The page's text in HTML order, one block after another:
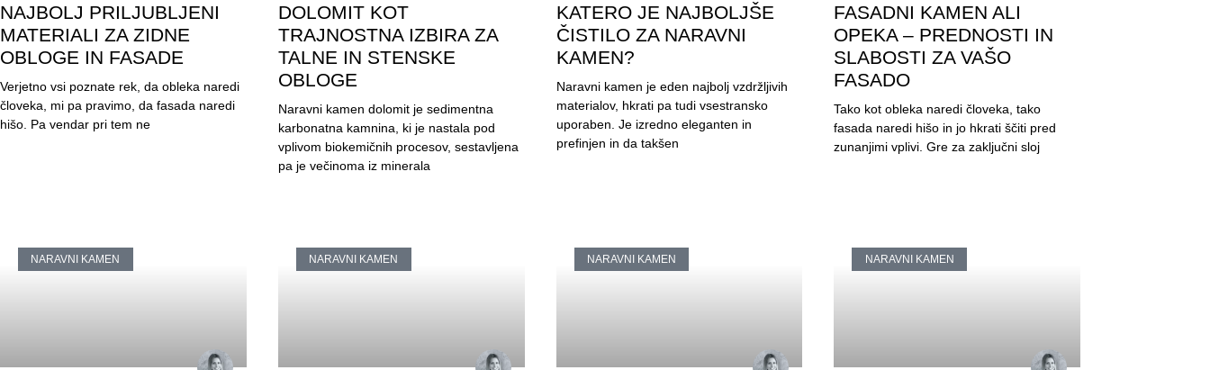
NAJBOLJ PRILJUBLJENI
MATERIALI ZA ZIDNE
OBLOGE IN FASADE
Verjetno vsi poznate rek, da obleka naredi
človeka, mi pa pravimo, da fasada naredi
hišo. Pa vendar pri tem ne
DOLOMIT KOT
TRAJNOSTNA IZBIRA ZA
TALNE IN STENSKE
OBLOGE
Naravni kamen dolomit je sedimentna
karbonatna kamnina, ki je nastala pod
vplivom biokemičnih procesov, sestavljena
pa je večinoma iz minerala
KATERO JE NAJBOLJŠE
ČISTILO ZA NARAVNI
KAMEN?
Naravni kamen je eden najbolj vzdržljivih
materialov, hkrati pa tudi vsestransko
uporaben. Je izredno eleganten in
prefinjen in da takšen
FASADNI KAMEN ALI
OPEKA – PREDNOSTI IN
SLABOSTI ZA VAŠO
FASADO
Tako kot obleka naredi človeka, tako
fasada naredi hišo in jo hkrati ščiti pred
zunanjimi vplivi. Gre za zaključni sloj
NARAVNI KAMEN NARAVNI KAMEN NARAVNI KAMEN NARAVNI KAMEN